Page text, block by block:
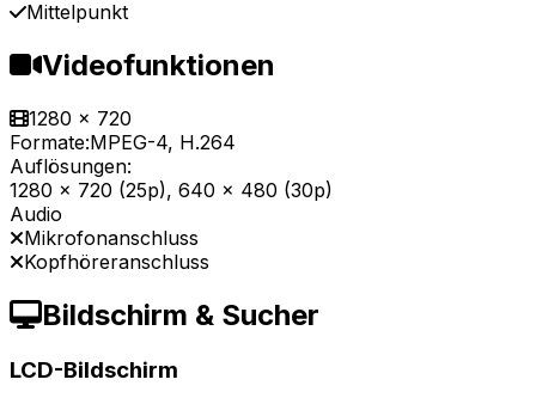
Mittelpunkt
Videofunktionen
1280 x 720
Formate:MPEG-4, H.264
Auflösungen:
1280 x 720 (25p), 640 x 480 (30p)
Audio
Mikrofonanschluss
Kopfhöreranschluss
Bildschirm & Sucher
LCD-Bildschirm